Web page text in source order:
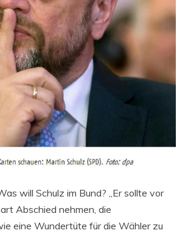
will Schulz im Bund? „Er sollte vor
Abschied nehmen, die
eine Wundertüte für die Wähler zu